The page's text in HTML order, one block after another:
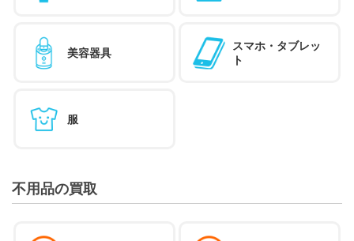
美容器具
スマホ・タブレッ
ト
服
不用品の買取